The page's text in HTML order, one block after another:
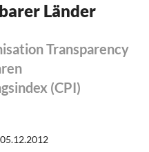
Finanzpolitik
Länder
Transparency
(CPI)